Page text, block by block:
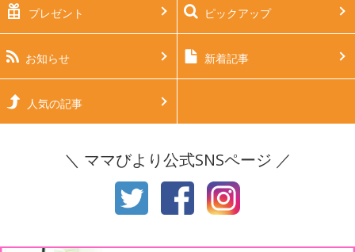
生後2ヶ月 生後3ヶ月
生後4ヶ月 生後5ヶ月
生後6ヶ月
生後11ヶ月
プレゼント ピックアップ
お知らせ 新着記事
人気の記事
＼ ママびより公式SNSページ ／